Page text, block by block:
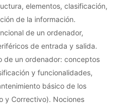
elementos, clasificación,
de la información.
de un ordenador,
de entrada y salida.
de un ordenador: conceptos
y funcionalidades,
básico de los
y Correctivo). Nociones